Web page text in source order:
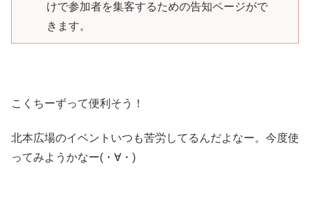
けで参加者を集客するための告知ページがで
きます。
こくちーずって便利そう！
北本広場のイベントいつも苦労してるんだよなー。今度使
ってみようかなー(・∀・)